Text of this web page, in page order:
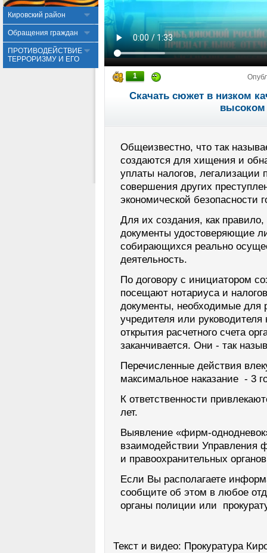
Кировский район
Обращения граждан
ПРОТИВОДЕЙСТВИЕ
ТЕРРОРИЗМУ И ЕГО
1
Скачать сюжет в низком
высоком
Общеизвестно, что так
создаются для хищения и
уплаты налогов, легализации
совершения других
экономической безопасности
Для их создания, как
документы удостоверяющие
собирающихся реально
деятельность.
По договору с инициатором
посещают нотариуса и
документы, необходимые для
учредителя или
открытия расчетного счета
заканчивается. Они - так
Перечисленные действия
максимальное наказание - 3
К ответственности
лет.
Выявление «фирм-
взаимодействии Управления
и правоохранительных
Если Вы располагаете
сообщите об этом в любое
органы полиции или
Текст и видео: Прокуратура